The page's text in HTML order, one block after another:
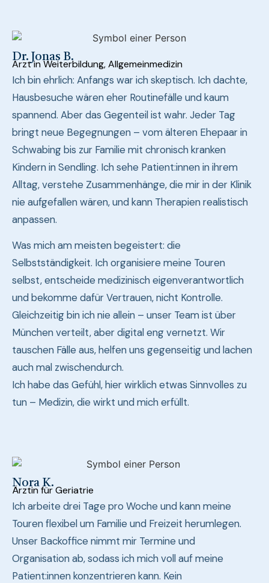
Dr. Jonas B.
Arzt in Weiterbildung, Allgemeinmedizin
Ich bin ehrlich: Anfangs war ich skeptisch. Ich dachte,
Hausbesuche wären eher Routinefälle und kaum
spannend. Aber das Gegenteil ist wahr. Jeder Tag
bringt neue Begegnungen – vom älteren Ehepaar in
Schwabing bis zur Familie mit chronisch kranken
Kindern in Sendling. Ich sehe Patient:innen in ihrem
Alltag, verstehe Zusammenhänge, die mir in der Klinik
nie aufgefallen wären, und kann Therapien realistisch
anpassen.
Was mich am meisten begeistert: die
Selbstständigkeit. Ich organisiere meine Touren
selbst, entscheide medizinisch eigenverantwortlich
und bekomme dafür Vertrauen, nicht Kontrolle.
Gleichzeitig bin ich nie allein – unser Team ist über
München verteilt, aber digital eng vernetzt. Wir
tauschen Fälle aus, helfen uns gegenseitig und lachen
auch mal zwischendurch.
Ich habe das Gefühl, hier wirklich etwas Sinnvolles zu
tun – Medizin, die wirkt und mich erfüllt.
Nora K.
Ärztin für Geriatrie
Ich arbeite drei Tage pro Woche und kann meine
Touren flexibel um Familie und Freizeit herumlegen.
Unser Backoffice nimmt mir Termine und
Organisation ab, sodass ich mich voll auf meine
Patient:innen konzentrieren kann. Kein